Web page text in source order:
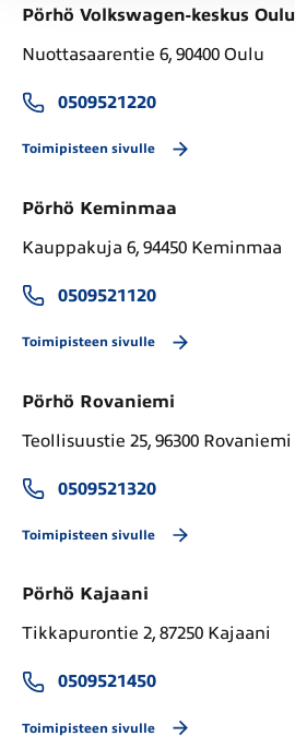
Pörhö Volkswagen-keskus Oulu
Nuottasaarentie 6, 90400 Oulu
0509521220
Toimipisteen sivulle
Pörhö Keminmaa
Kauppakuja 6, 94450 Keminmaa
0509521120
Toimipisteen sivulle
Pörhö Rovaniemi
Teollisuustie 25, 96300 Rovaniemi
0509521320
Toimipisteen sivulle
Pörhö Kajaani
Tikkapurontie 2, 87250 Kajaani
0509521450
Toimipisteen sivulle